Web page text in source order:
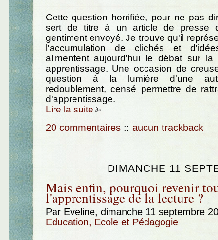
Cette question horrifiée, pour ne pas
sert de titre à un article de presse
gentiment envoyé. Je trouve qu'il
l'accumulation de clichés et
alimentent aujourd'hui le débat sur
apprentissage. Une occasion de
question à la lumière d'une
redoublement, censé permettre de
d'apprentissage.
Lire la suite
20 commentaires :: aucun trackback
DIMANCHE 11
Mais enfin, pourquoi revenir
l'apprentissage de la lecture ?
Par Eveline, dimanche 11 septembre
Education, Ecole et Pédagogie